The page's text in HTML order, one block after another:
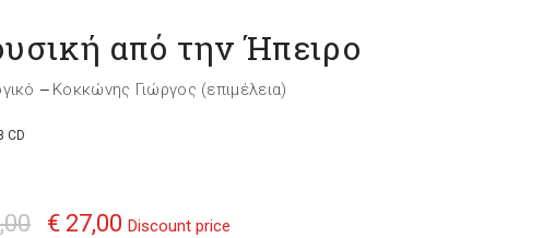
από την Ήπειρο
— Κοκκώνης Γιώργος (επιμέλεια)
CD
€ 27,00 Discount price